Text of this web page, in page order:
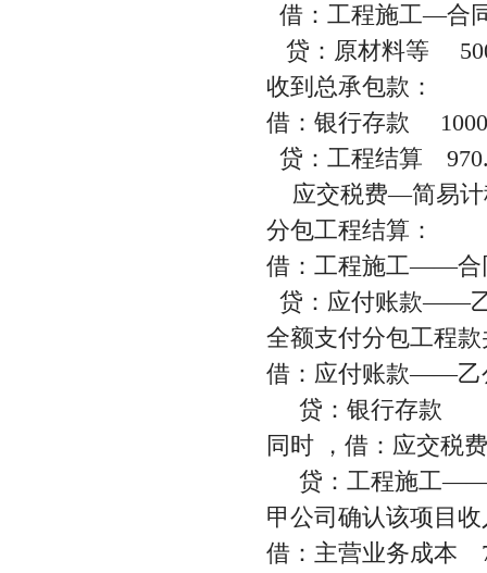
借：工程施工—合
贷：原材料等
收到总承包款：
借：银行存款 1000
贷：工程结算
应交税费—简易
分包工程结算：
借：工程施工——
贷：应付账款——
全额支付分包工程
借：应付账款——
贷：银行存款
同时 ，借：应交税
贷：工程施工——
甲公司确认该项目
借：主营业务成本